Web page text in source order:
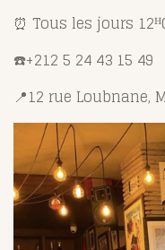
⏰ Tous les jours 12ᴴ
☎️+212 5 24 43 15 49
📍12 rue Loubnane,